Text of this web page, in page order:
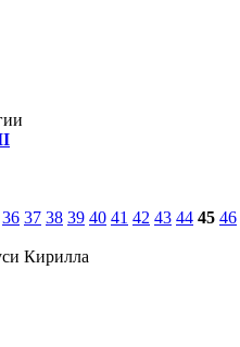
36 37 38 39 40 41 42 43 44 45 46
Кирилла